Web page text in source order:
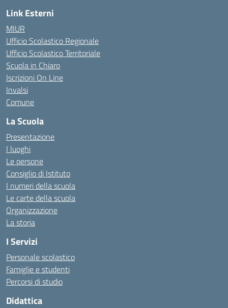
Link Esterni
MIUR
Ufficio Scolastico Regionale
Ufficio Scolastico Territoriale
Scuola in Chiaro
Iscrizioni On Line
Invalsi
Comune
La Scuola
Presentazione
I luoghi
Le persone
Consiglio di Istituto
I numeri della scuola
Le carte della scuola
Organizzazione
La storia
I Servizi
Personale scolastico
Famiglie e studenti
Percorsi di studio
Didattica